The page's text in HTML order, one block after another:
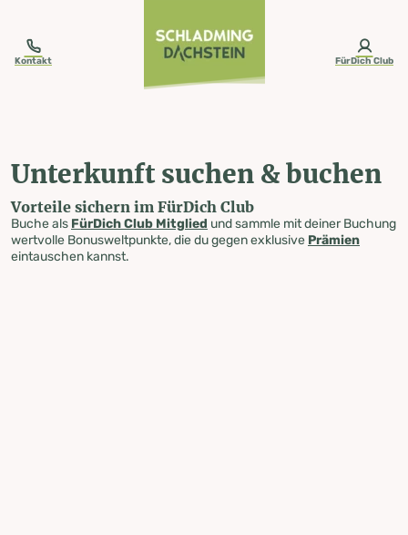
Kontakt FürDich Club
Unterkunft suchen & buchen
Vorteile sichern im FürDich Club
Buche als FürDich Club Mitglied und sammle mit deiner Buchung
wertvolle Bonusweltpunkte, die du gegen exklusive Prämien
eintauschen kannst.